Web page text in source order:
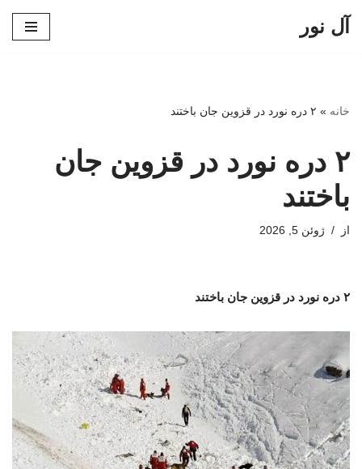
آل نور
خانه » ۲ دره نورد در قزوین جان باختند
۲ دره نورد در قزوین جان
باختند
از ژوئن 5, 2026
۲ دره نورد در قزوین جان باختند